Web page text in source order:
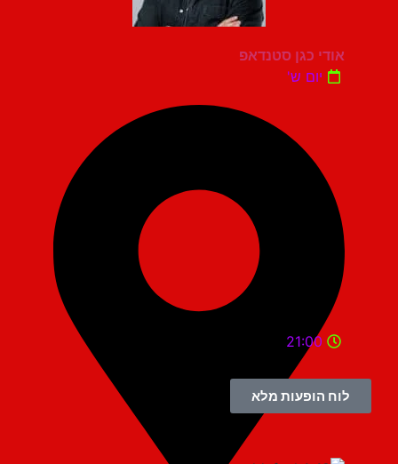
אודי כגן סטנדאפ
יום ש'
21:00
לוח הופעות מלא